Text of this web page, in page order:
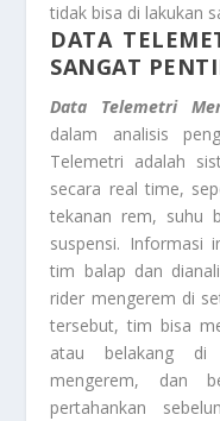
tidak bisa di lakukan
DATA
SANGAT
Data Telemetri
dalam analisis
Telemetri adalah
secara real time,
tekanan rem, suhu
suspensi. Informasi
tim balap dan
rider mengerem di
tersebut, tim bisa
atau belakang di
mengerem, dan
pertahankan